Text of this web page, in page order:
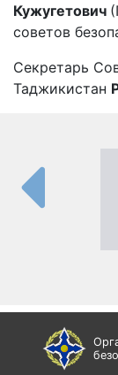
Кужугетович
советов
Секретарь
Таджикистан